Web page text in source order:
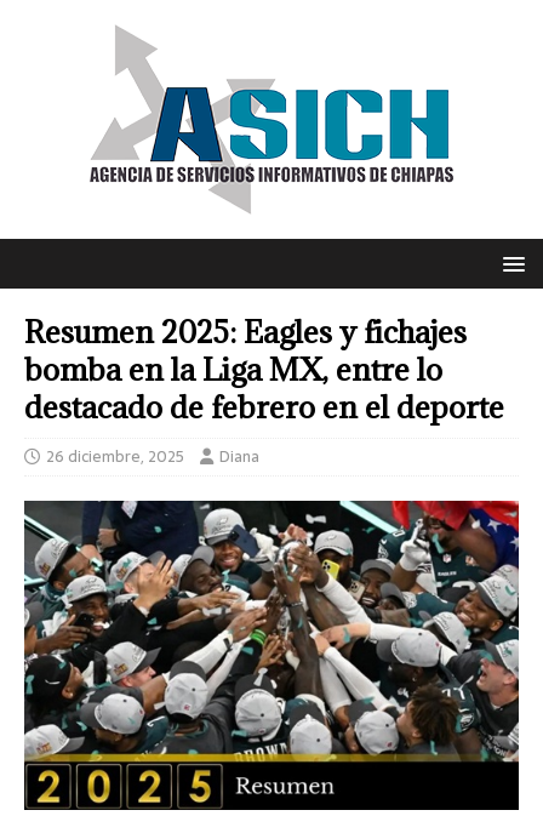
Resumen 2025: Eagles y fichajes
bomba en la Liga MX, entre lo
destacado de febrero en el deporte
26 diciembre, 2025 Diana